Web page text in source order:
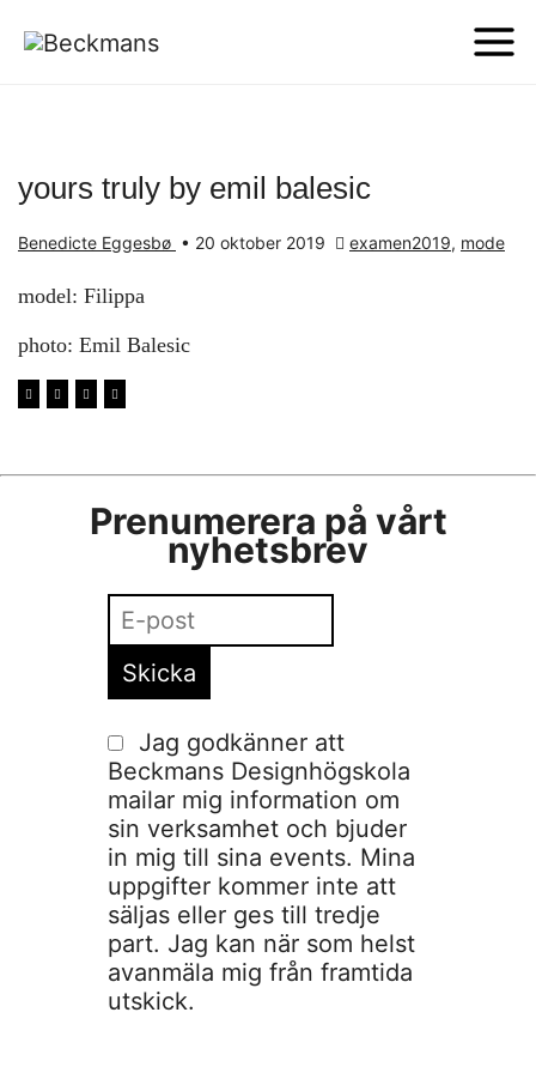
yours truly by emil balesic
Benedicte Eggesbø • 20 oktober 2019 examen2019, mode
model: Filippa
photo: Emil Balesic
Prenumerera på vårt
nyhetsbrev
Jag godkänner att
Beckmans Designhögskola
mailar mig information om
sin verksamhet och bjuder
in mig till sina events. Mina
uppgifter kommer inte att
säljas eller ges till tredje
part. Jag kan när som helst
avanmäla mig från framtida
utskick.